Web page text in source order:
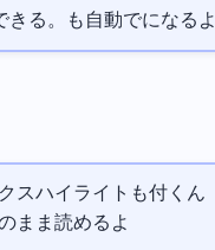
Typeも自動でapplication/jsonになるよ
スハイライトも付くん
そのまま読めるよ